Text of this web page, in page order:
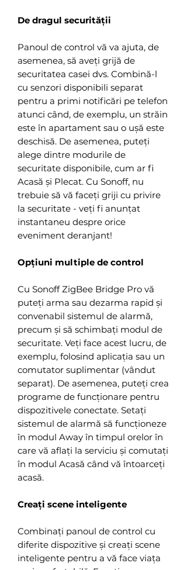
De dragul securității
Panoul de control vă va ajuta, de
asemenea, să aveți grijă de
securitatea casei dvs. Combină-l
cu senzori disponibili separat
pentru a primi notificări pe telefon
atunci când, de exemplu, un străin
este în apartament sau o ușă este
deschisă. De asemenea, puteți
alege dintre modurile de
securitate disponibile, cum ar fi
Acasă și Plecat. Cu Sonoff, nu
trebuie să vă faceți griji cu privire
la securitate - veți fi anunțat
instantaneu despre orice
eveniment deranjant!
Opțiuni multiple de control
Cu Sonoff ZigBee Bridge Pro vă
puteți arma sau dezarma rapid și
convenabil sistemul de alarmă,
precum și să schimbați modul de
securitate. Veți face acest lucru, de
exemplu, folosind aplicația sau un
comutator suplimentar (vândut
separat). De asemenea, puteți crea
programe de funcționare pentru
dispozitivele conectate. Setați
sistemul de alarmă să funcționeze
în modul Away în timpul orelor în
care vă aflați la serviciu și comutați
în modul Acasă când vă întoarceți
acasă.
Creați scene inteligente
Combinați panoul de control cu
diferite dispozitive și creați scene
inteligente pentru a vă face viața